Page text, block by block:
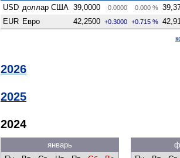
USD доллар США 39,0000 0.0000 0.000 %
EUR Евро 42,2500 +0.3000 +0.715 %
2026
2025
2024
январь